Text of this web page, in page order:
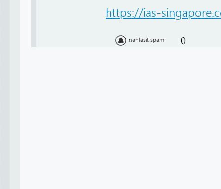
https://ias-
nahlásit spam 0